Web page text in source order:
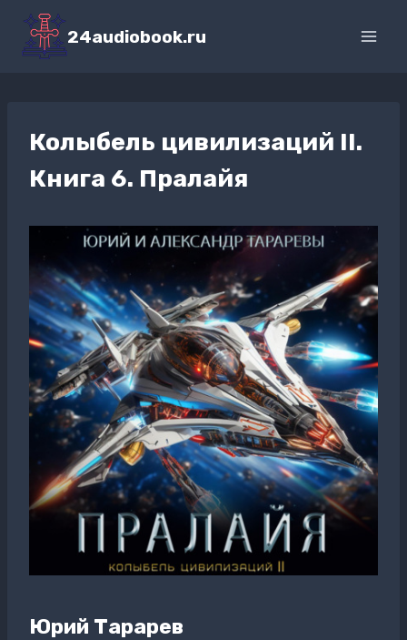
Перейти
содержимому
24audiobook.ru
Колыбель цивилизаций II.
Книга 6. Пралайя
Юрий Тарарев